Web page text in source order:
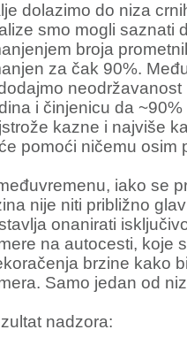
dolazimo do niza
smo mogli saznati
broja
za čak 90%.
i činjenicu da
kazne i najviše
pomoći ničemu osim
iako se
nije niti približno
onanirati
na autocesti, koje
brzine kako
Samo jedan od
nadzora: